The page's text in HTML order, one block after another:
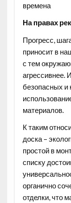
времена
На правах
Прогресс,
приносит в
с тем
агрессивнее.
безопасных и
материалов.
К таким
доска –
простой в
списку
органично
отделки, что